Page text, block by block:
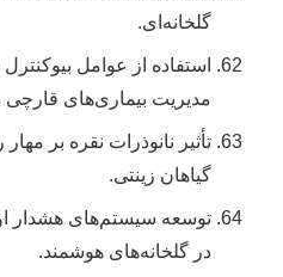
گلخانه‌ای.
مدیریت بیماری‌های قارچی
تأثیر نانوذرات نقره بر
گیاهان زینتی.
توسعه سیستم‌های هشدار
در گلخانه‌های هوشمند.